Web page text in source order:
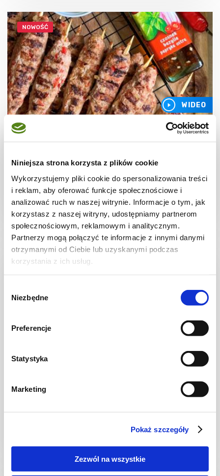
Niniejsza strona korzysta z plików cookie
Wykorzystujemy pliki cookie do spersonalizowania treści
i reklam, aby oferować funkcje społecznościowe i
analizować ruch w naszej witrynie. Informacje o tym, jak
korzystasz z naszej witryny, udostępniamy partnerom
społecznościowym, reklamowym i analitycznym.
Partnerzy mogą połączyć te informacje z innymi danymi
otrzymanymi od Ciebie lub uzyskanymi podczas
korzystania z ich usług.
zgody
Niezbędne
Preferencje
Statystyka
Marketing
Pokaż szczegóły
Zezwól na wszystkie
NOWOŚĆ
WIDEO
30 min. 1805 kcal 4
Ciasto kruche z jagodami